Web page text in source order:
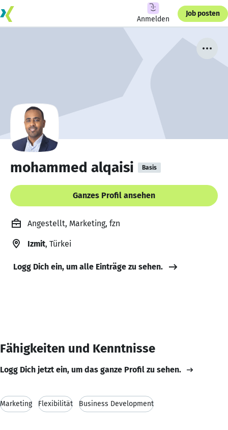
Anmelden
Job posten
mohammed alqaisi Basis
Ganzes Profil ansehen
Angestellt, Marketing, fzn
Izmit, Türkei
Logg Dich ein, um alle Einträge zu sehen.
Fähigkeiten und Kenntnisse
Logg Dich jetzt ein, um das ganze Profil zu sehen.
Marketing Flexibilität Business Development